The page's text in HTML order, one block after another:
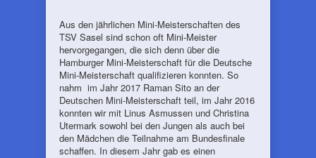
Aus den jährlichen Mini-Meisterschaften des
TSV Sasel sind schon oft Mini-Meister
hervorgegangen, die sich denn über die
Hamburger Mini-Meisterschaft für die Deutsche
Mini-Meisterschaft qualifizieren konnten. So
nahm im Jahr 2017 Raman Sito an der
Deutschen Mini-Meisterschaft teil, im Jahr 2016
konnten wir mit Linus Asmussen und Christina
Utermark sowohl bei den Jungen als auch bei
den Mädchen die Teilnahme am Bundesfinale
schaffen. In diesem Jahr gab es einen